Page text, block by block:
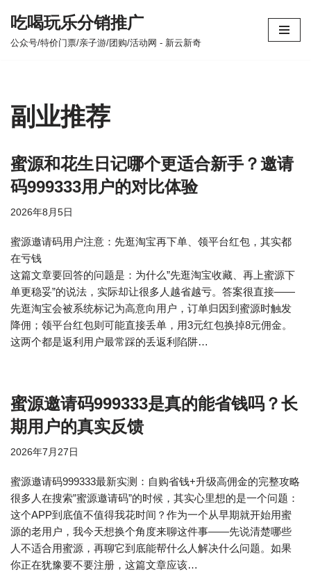
跳
吃喝玩乐分销推广
公众号/特价门票/亲子游/团购/活动网 - 新云新奇
副业推荐
蜜源和花生日记哪个更适合新手？邀请
码999333用户的对比体验
2026年8月5日
蜜源邀请码用户注意：先逛淘宝再下单、领平台红包，其实都
在亏钱
这篇文章要回答的问题是：为什么”先逛淘宝收藏、再上蜜源下
单更稳妥”的说法，实际却让很多人越省越亏。答案很直接——
先逛淘宝会被系统标记为高意向用户，订单归因到蜜源时触发
降佣；领平台红包则可能直接丢单，用3元红包换掉8元佣金。
这两个都是返利用户最常踩的丢返利陷阱…
蜜源邀请码999333是真的能省钱吗？长
期用户的真实反馈
2026年7月27日
蜜源邀请码999333最新实测：自购省钱+升级高佣金的完整攻略
很多人在搜索”蜜源邀请码”的时候，其实心里想的是一个问题：
这个APP到底值不值得我花时间？作为一个从早期就开始用蜜
源的老用户，我今天想换个角度来聊这件事——先说清楚哪些
人不适合用蜜源，再聊它到底能帮什么人解决什么问题。如果
你正在犹豫要不要注册，这篇文章应该…